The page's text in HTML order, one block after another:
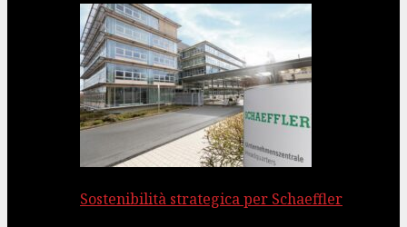
Sostenibilità strategica per Schaeffler